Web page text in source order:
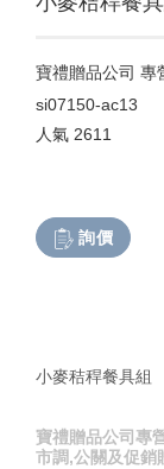
寶禮贈品公司 專
si07150-ac13
人氣 2611
詢價
小麥秸稈餐具組
寶禮贈品公司專
市調,公關及促銷